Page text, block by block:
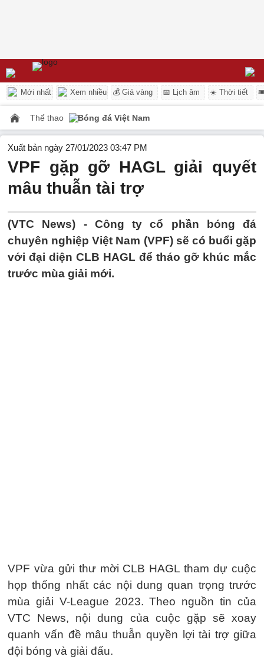
Mới nhất Xem nhiều 💰 Giá vàng 📅 Lịch âm ☀️ Thời tiết
Thể thao Bóng đá Việt Nam
Xuất bản ngày 27/01/2023 03:47 PM
VPF gặp gỡ HAGL giải quyết
mâu thuẫn tài trợ
(VTC News) - Công ty cổ phần bóng đá
chuyên nghiệp Việt Nam (VPF) sẽ có buổi gặp
với đại diện CLB HAGL để tháo gỡ khúc mắc
trước mùa giải mới.
VPF vừa gửi thư mời CLB HAGL tham dự cuộc
họp thống nhất các nội dung quan trọng trước
mùa giải V-League 2023. Theo nguồn tin của
VTC News, nội dung của cuộc gặp sẽ xoay
quanh vấn đề mâu thuẫn quyền lợi tài trợ giữa
đội bóng và giải đấu.